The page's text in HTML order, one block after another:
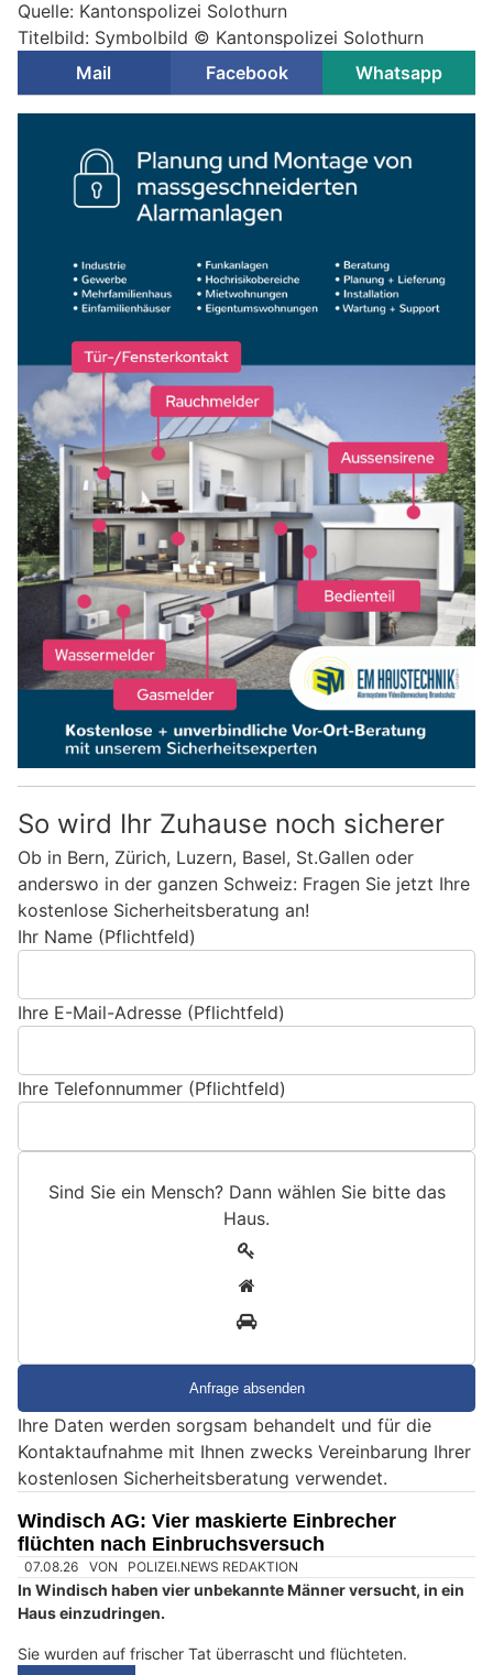
Quelle: Kantonspolizei Solothurn
Titelbild: Symbolbild © Kantonspolizei Solothurn
Mail
Facebook Whatsapp
So wird Ihr Zuhause noch sicherer
Ob in Bern, Zürich, Luzern, Basel, St.Gallen oder
anderswo in der ganzen Schweiz: Fragen Sie jetzt Ihre
kostenlose Sicherheitsberatung an!
Ihr Name (Pflichtfeld)
Ihre E-Mail-Adresse (Pflichtfeld)
Ihre Telefonnummer (Pflichtfeld)
Sind Sie ein Mensch? Dann wählen Sie bitte das
Haus.
e
i
n
e
n
s
c
?
Ihre Daten werden sorgsam behandelt und für die
Kontaktaufnahme mit Ihnen zwecks Vereinbarung Ihrer
kostenlosen Sicherheitsberatung verwendet.
Windisch AG: Vier maskierte Einbrecher
flüchten nach Einbruchsversuch